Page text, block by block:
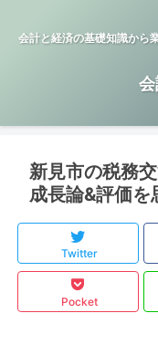
会計と経済の基礎知識から
新見市の税務
成長論&評価を
Twitter
Pocket